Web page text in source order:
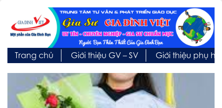
Trang chủ Giới thiệu GV – SV Giới thiệu phụ